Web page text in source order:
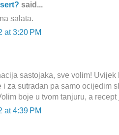
said...
salata.
at 3:20 PM
sastojaka, sve volim! Uvijek
i za sutradan pa samo ocijedim
boje u tvom tanjuru, a
at 4:39 PM